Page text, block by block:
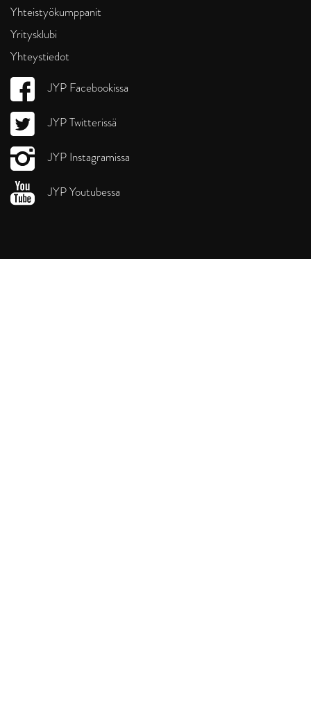
Yhteistyökumppanit
Yritysklubi
Yhteystiedot
JYP Facebookissa
JYP Twitterissä
JYP Instagramissa
JYP Youtubessa